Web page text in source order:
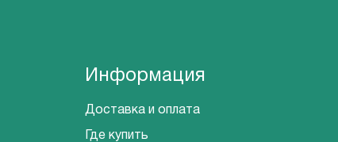
Информация
Доставка и оплата
Где купить